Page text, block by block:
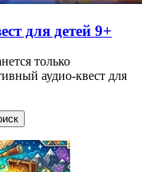
для детей 9+
только
аудио-квест для